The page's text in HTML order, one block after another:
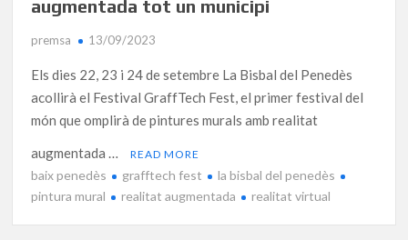
augmentada tot un municipi
premsa 13/09/2023
Els dies 22, 23 i 24 de setembre La Bisbal del Penedès
acollirà el Festival GraffTech Fest, el primer festival del
món que omplirà de pintures murals amb realitat
augmentada …
READ MORE
baix penedès grafftech fest
la bisbal del penedès
pintura mural
realitat augmentada realitat virtual